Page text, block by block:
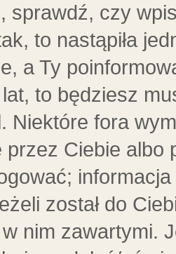
sprawdź, czy
to nastąpiła
a Ty
to będziesz
Niektóre fora
przez Ciebie albo
został do
nim zawartymi.